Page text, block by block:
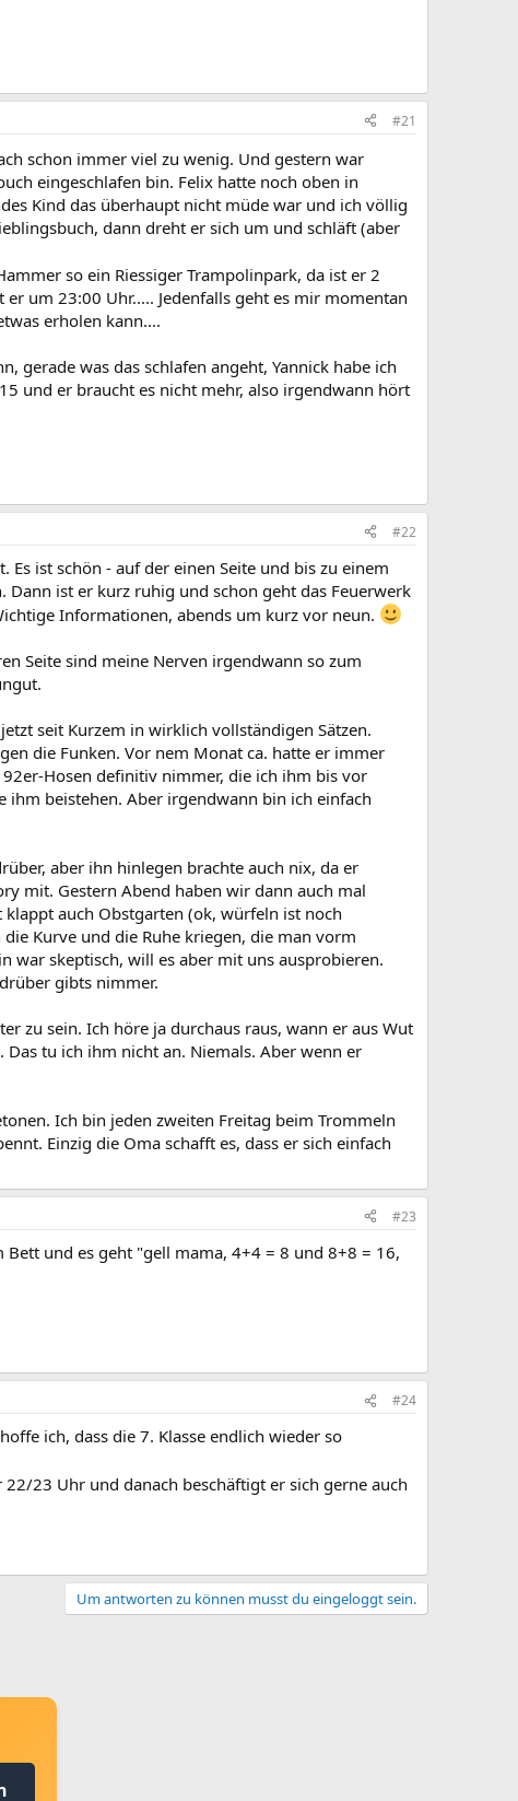
#21
schon immer viel zu wenig. Und gestern war
eingeschlafen bin. Felix hatte noch oben in
Kind das überhaupt nicht müde war und ich völlig
dann dreht er sich um und schläft (aber
so ein Riessiger Trampolinpark, da ist er 2
um 23:00 Uhr..... Jedenfalls geht es mir momentan
erholen kann....
gerade was das schlafen angeht, Yannick habe ich
und er braucht es nicht mehr, also irgendwann hört
#22
ist schön - auf der einen Seite und bis zu einem
ist er kurz ruhig und schon geht das Feuerwerk
Informationen, abends um kurz vor neun.
Seite sind meine Nerven irgendwann so zum
seit Kurzem in wirklich vollständigen Sätzen.
die Funken. Vor nem Monat ca. hatte er immer
Hosen definitiv nimmer, die ich ihm bis vor
ihm beistehen. Aber irgendwann bin ich einfach
aber ihn hinlegen brachte auch nix, da er
mit. Gestern Abend haben wir dann auch mal
auch Obstgarten (ok, würfeln ist noch
Kurve und die Ruhe kriegen, die man vorm
war skeptisch, will es aber mit uns ausprobieren.
gibts nimmer.
zu sein. Ich höre ja durchaus raus, wann er aus Wut
tu ich ihm nicht an. Niemals. Aber wenn er
Ich bin jeden zweiten Freitag beim Trommeln
Einzig die Oma schafft es, dass er sich einfach
#23
und es geht "gell mama, 4+4 = 8 und 8+8 = 16,
#24
ich, dass die 7. Klasse endlich wieder so
23 Uhr und danach beschäftigt er sich gerne auch
Um antworten zu können musst du eingeloggt sein.